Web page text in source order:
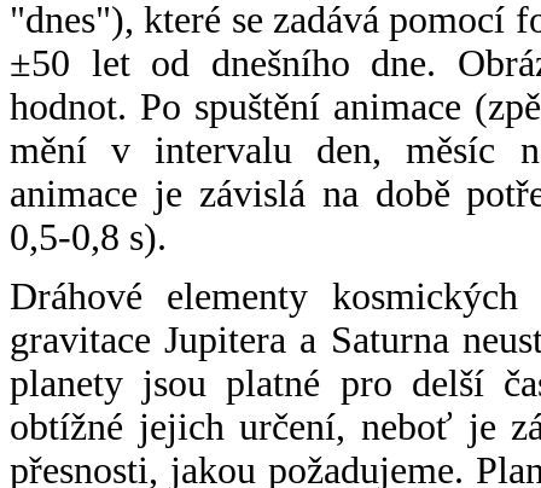
"dnes"), které se zadává pomocí
±50 let od dnešního dne.
hodnot. Po spuštění animace
mění v intervalu den, měsíc
animace je závislá na době
0,5-0,8 s).
Dráhové elementy
gravitace Jupitera a Saturna
planety jsou platné pro delší
obtížné jejich určení, neboť je
přesnosti, jakou požadujeme.